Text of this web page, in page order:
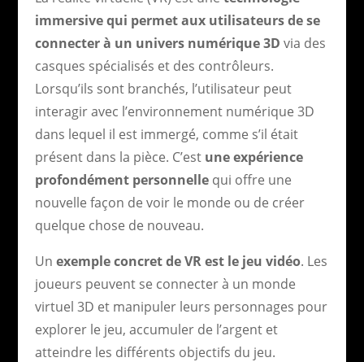
immersive qui permet aux utilisateurs de se
connecter à un univers numérique 3D via des
casques spécialisés et des contrôleurs.
Lorsqu’ils sont branchés, l’utilisateur peut
interagir avec l’environnement numérique 3D
dans lequel il est immergé, comme s’il était
présent dans la pièce. C’est une expérience
profondément personnellequi offre une
nouvelle façon de voir le monde ou de créer
quelque chose de nouveau.
Un exemple concret de VR est le jeu vidéo. Les
joueurs peuvent se connecter à un monde
virtuel 3D et manipuler leurs personnages pour
explorer le jeu, accumuler de l’argent et
atteindre les différents objectifs du jeu.